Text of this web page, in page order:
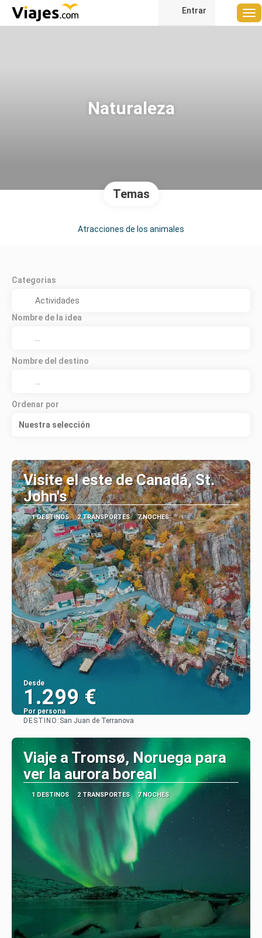
Entrar
Naturaleza
Temas
Atracciones de los animales
Categorias
Nombre de la idea
Nombre del destino
Ordenar por
Nuestra selección
Visite el este de Canadá, St.
John's
1 DESTINOS 2 TRANSPORTES 7 NOCHES
Desde
1.299 €
Por persona
DESTINO: San Juan de Terranova
Viaje a Tromsø, Noruega para
ver la aurora boreal
1 DESTINOS 2 TRANSPORTES 7 NOCHES